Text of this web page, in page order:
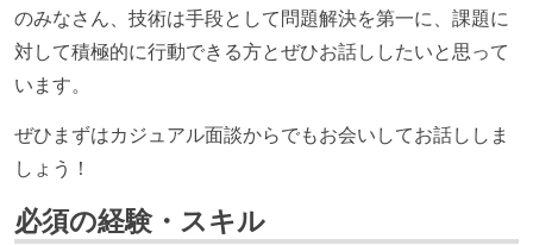
のみなさん、技術は手段として問題解決を第一に、課題に
対して積極的に行動できる方とぜひお話ししたいと思って
います。
ぜひまずはカジュアル面談からでもお会いしてお話ししま
しょう！
必須の経験・スキル